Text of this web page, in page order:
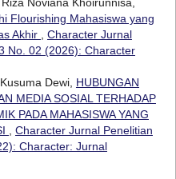
Noviana Khoirunnisa,
Flourishing Mahasiswa yang
Akhir , Character Jurnal
No. 02 (2026): Character
Dewi, HUBUNGAN
MEDIA SOSIAL TERHADAP
PADA MAHASISWA YANG
, Character Jurnal Penelitian
Character: Jurnal